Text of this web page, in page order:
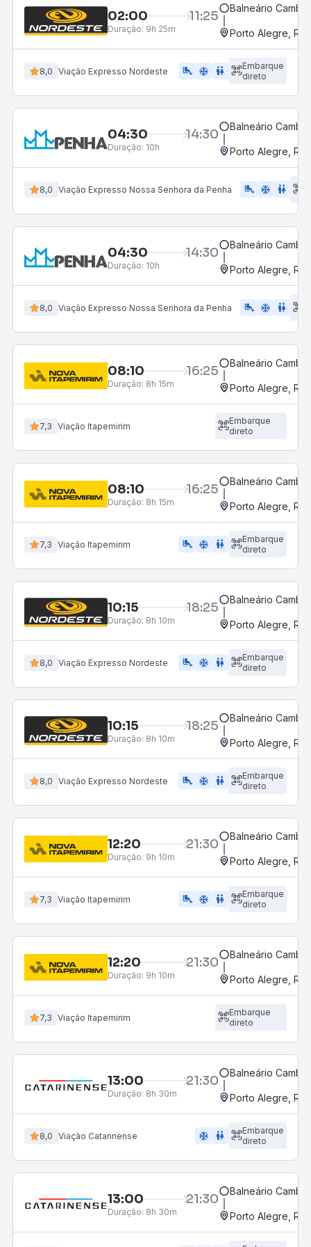
02:00 11:25
Duração: 9h 25m
Balneário
Porto Alegre, RS
8,0 Viação Expresso Nordeste airline_seat_legroom_extra ac_unit wc
Embarque
direto
04:30 14:30
Duração: 10h
Balneário
Porto Alegre, RS
8,0 Viação Expresso Nossa Senhora da Penha airline_seat_legroom_extra ac_unit WC
04:30 14:30
Duração: 10h
Balneário
Porto Alegre, RS
8,0 Viação Expresso Nossa Senhora da Penha airline_seat_legroom_extra ac_unit wc
08:10 16:25
Duração: 8h 15m
Balneário
Porto Alegre, RS
7,3 Viação Itapemirim
Embarque
direto
08:10 16:25
Duração: 8h 15m
Balneário
Porto Alegre, RS
7,3 Viação Itapemirim airline_seat_legroom_extra ac_unit WC
Embarque
direto
10:15 18:25
Duração: 8h 10m
Balneário
Porto Alegre, RS
8,0 Viação Expresso Nordeste airline_seat_legroom_extra ac_unit WC
Embarque
direto
10:15 18:25
Duração: 8h 10m
Balneário
Porto Alegre, RS
8,0 Viação Expresso Nordeste airline_seat_legroom_extra ac_unit WC
Embarque
direto
12:20 21:30
Duração: 9h 10m
Balneário
Porto Alegre, RS
7,3 Viação Itapemirim airline_seat_legroom_extra ac_unit wc
Embarque
direto
12:20 21:30
Duração: 9h 10m
Balneário
Porto Alegre, RS
7,3 Viação Itapemirim
Embarque
direto
13:00 21:30
Duração: 8h 30m
Balneário
Porto Alegre, RS
8,0 Viação Catarinense ac_unit wc
Embarque
direto
13:00 21:30
Duração: 8h 30m
Balneário
Porto Alegre, RS